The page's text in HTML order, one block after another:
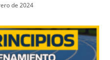
de 2024